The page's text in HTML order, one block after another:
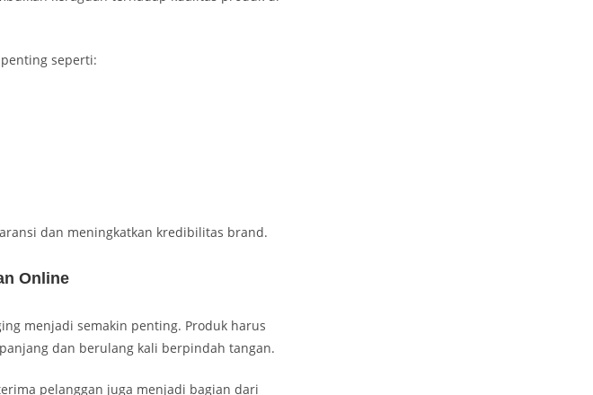
seperti:
dan meningkatkan kredibilitas brand.
Online
menjadi semakin penting. Produk harus
dan berulang kali berpindah tangan.
pelanggan juga menjadi bagian dari